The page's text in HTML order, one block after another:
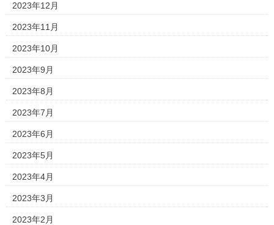
2023年12月
2023年11月
2023年10月
2023年9月
2023年8月
2023年7月
2023年6月
2023年5月
2023年4月
2023年3月
2023年2月